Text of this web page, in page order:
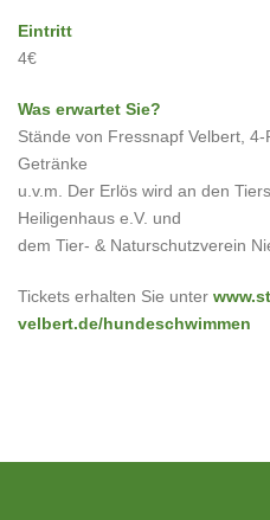
Eintritt
4€
Was erwartet Sie?
Stände von Fressnapf Velbert,
Getränke
u.v.m. Der Erlös wird an den
Heiligenhaus e.V. und
dem Tier- & Naturschutzverein
Tickets erhalten Sie unter
velbert.de/hundeschwimmen